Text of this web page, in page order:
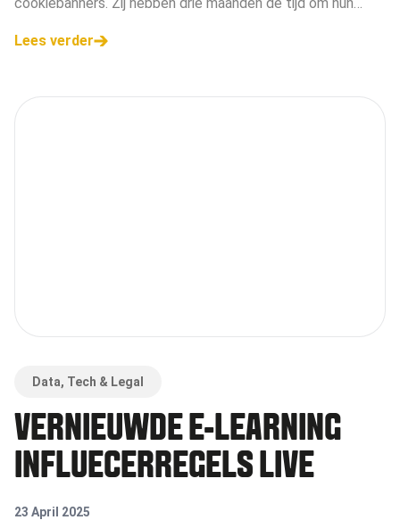
Lees verder
Data, Tech & Legal
VERNIEUWDE E-LEARNING
INFLUECERREGELS LIVE
23 April 2025